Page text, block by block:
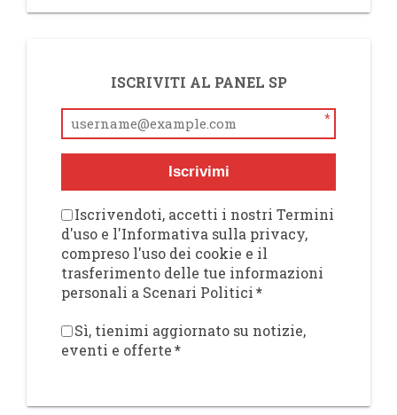
ISCRIVITI AL PANEL SP
*
Iscrivimi
Iscrivendoti, accetti i nostri Termini
d'uso e l'Informativa sulla privacy,
compreso l'uso dei cookie e il
trasferimento delle tue informazioni
personali a Scenari Politici*
Sì, tienimi aggiornato su notizie,
eventi e offerte*